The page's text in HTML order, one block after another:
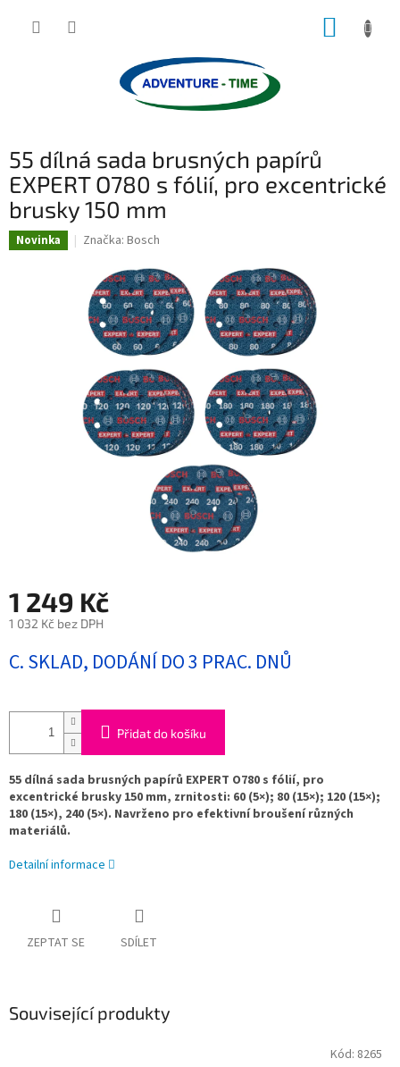
55 dílná sada brusných papírů
EXPERT O780 s fólií, pro excentrické
brusky 150 mm
Novinka Značka: Bosch
1 249 Kč
1 032 Kč bez DPH
cena:
C. SKLAD, DODÁNÍ DO 3 PRAC. DNŮ
Přidat do košíku
55 dílná sada brusných papírů EXPERT O780 s fólií, pro
excentrické brusky 150 mm, zrnitosti: 60 (5×); 80 (15×); 120 (15×);
180 (15×), 240 (5×). Navrženo pro efektivní broušení různých
materiálů.
Detailní informace
ZEPTAT SE SDÍLET
Související produkty
Kód: 8265